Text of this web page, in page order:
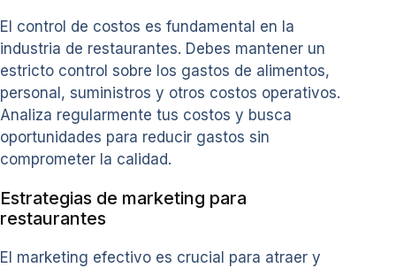
El control de costos es fundamental en la
industria de restaurantes. Debes mantener un
estricto control sobre los gastos de alimentos,
personal, suministros y otros costos operativos.
Analiza regularmente tus costos y busca
oportunidades para reducir gastos sin
comprometer la calidad.
Estrategias de marketing para
restaurantes
El marketing efectivo es crucial para atraer y